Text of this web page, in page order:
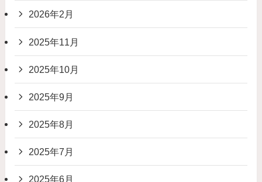
2026年2月
2025年11月
2025年10月
2025年9月
2025年8月
2025年7月
2025年6月